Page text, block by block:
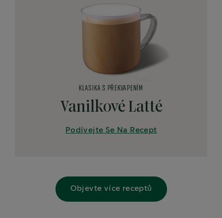
Vanilkové Latté
KLASIKA S PŘEKVAPENÍM
Podívejte Se Na Recept
Objevte více receptů